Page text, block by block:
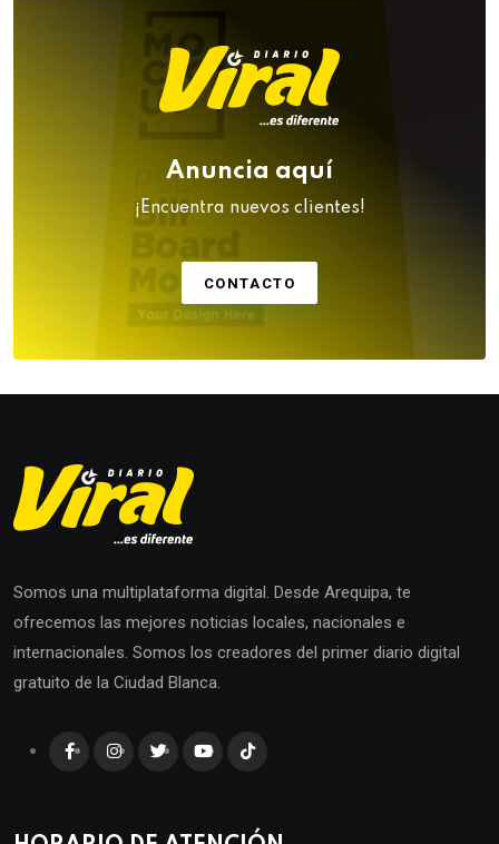
Anuncia aquí
¡Encuentra nuevos clientes!
CONTACTO
Somos una multiplataforma digital. Desde Arequipa, te
ofrecemos las mejores noticias locales, nacionales e
internacionales. Somos los creadores del primer diario digital
gratuito de la Ciudad Blanca.